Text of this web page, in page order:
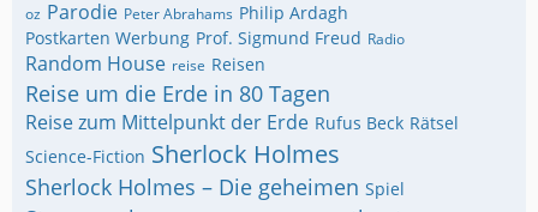
oz Parodie Peter Abrahams Philip Ardagh
Postkarten Werbung Prof. Sigmund Freud Radio
Random House reise Reisen
Reise um die Erde in 80 Tagen
Reise zum Mittelpunkt der Erde Rufus Beck Rätsel
Science-Fiction Sherlock Holmes
Sherlock Holmes – Die geheimen Spiel